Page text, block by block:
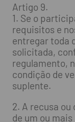
Artigo 9.
1. Se o
requisitos e
entregar toda
solicitada,
regulamento,
condição de
suplente.
2. A recusa
de um ou